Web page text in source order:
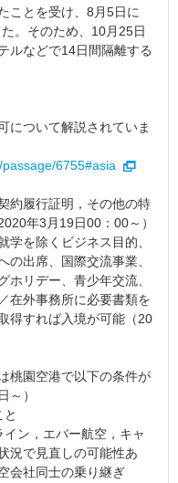
ことを受け、8月5日に
。そのため、10月25日
ルなどで14日間隔離する
について解説されていま
6755#asia
約履行証明，その他の特
年3月19日00：00～）
学を除くビジネス目的、
の出席、国際交流事業、
ホリデー、青少年交流、
在外事務所に必要書類を
得すれば入境が可能（20
桃園空港で以下の条件が
～）
ン，エバー航空，キャ
況で見直しの可能性あ
会社同士の乗り継ぎ